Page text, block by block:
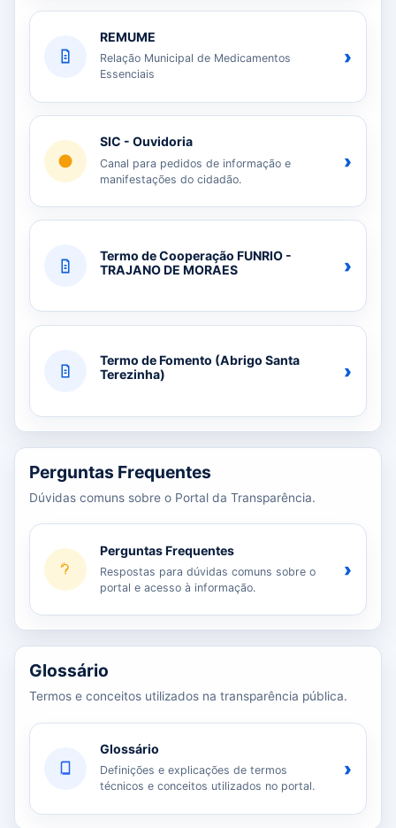
REMUME
Relação Municipal de Medicamentos
Essenciais
›
SIC - Ouvidoria
Canal para pedidos de informação e
manifestações do cidadão.
›
Termo de Cooperação FUNRIO -
TRAJANO DE MORAES
›
Termo de Fomento (Abrigo Santa
Terezinha)
›
Perguntas Frequentes
Dúvidas comuns sobre o Portal da Transparência.
Perguntas Frequentes
Respostas para dúvidas comuns sobre o
portal e acesso à informação.
›
Glossário
Termos e conceitos utilizados na transparência pública.
Glossário
Definições e explicações de termos
técnicos e conceitos utilizados no portal.
›